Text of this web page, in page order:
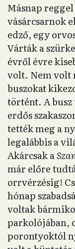
Másnap
vásárcsarnok
edző, egy
Várták a
évről évre
volt. Nem volt
buszokat
történt. A
erdős
tették meg a
legalábbis a
Akárcsak a
már előre
orrvérzésig!
hónap
voltak
parkolójában,
porontyoktól